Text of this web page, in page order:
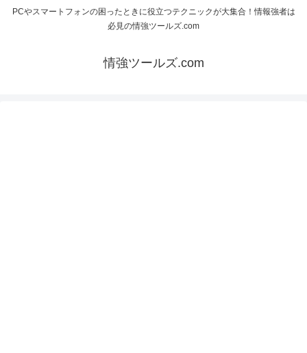
PCやスマートフォンの困ったときに役立つテクニックが大集合！情報強者は
必見の情強ツールズ.com
情強ツールズ.com